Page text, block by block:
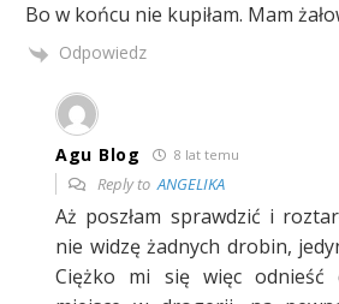
Bo w końcu nie kupiłam. Mam
Odpowiedz
Agu Blog 8 lat temu
Reply toANGELIKA
Aż poszłam sprawdzić i
nie widzę żadnych drobin,
Ciężko mi się więc odnieść